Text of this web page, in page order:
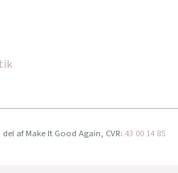
af Make It Good Again, CVR: 43 00 14 85